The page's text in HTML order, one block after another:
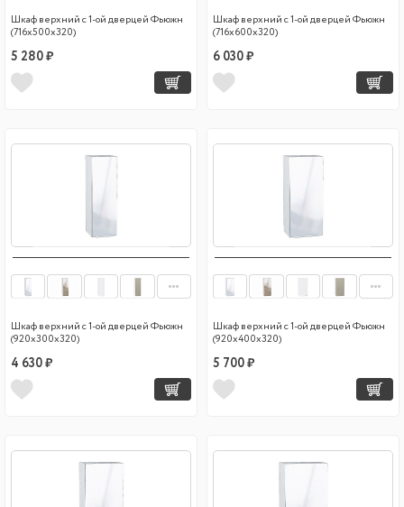
Шкаф верхний с 1-ой дверцей Фьюжн
(716х500х320)
5 280 ₽
Шкаф верхний с 1-ой дверцей Фьюжн
(716х600х320)
6 030 ₽
Шкаф верхний с 1-ой дверцей Фьюжн
(920х300х320)
4 630 ₽
Шкаф верхний с 1-ой дверцей Фьюжн
(920х400х320)
5 700 ₽